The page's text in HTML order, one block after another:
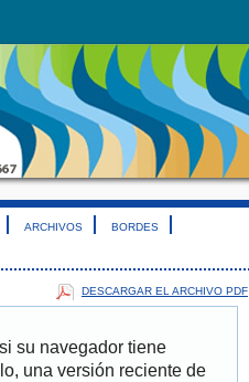
ARCHIVOS BORDES
DESCARGAR EL ARCHIVO PDF
su navegador tiene
una versión reciente de